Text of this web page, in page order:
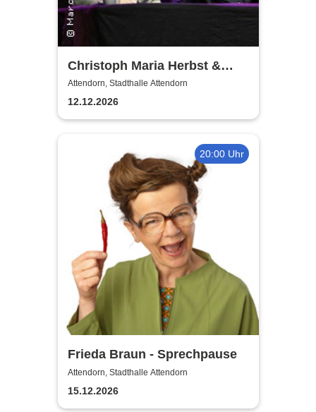
Christoph Maria Herbst &
Moritz Netenjakob - Das
ernsthafte Bemühen um
Albernheit
Attendorn, Stadthalle Attendorn
12.12.2026
20:00 Uhr
Frieda Braun - Sprechpause
Attendorn, Stadthalle Attendorn
15.12.2026